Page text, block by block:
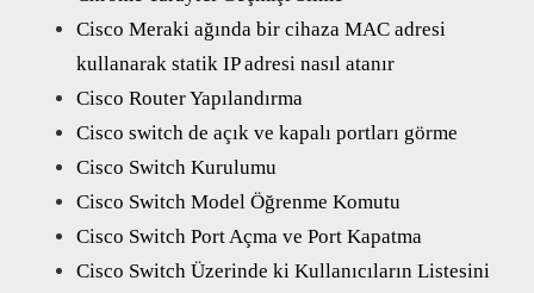
Cisco Meraki ağında bir cihaza MAC adresi
kullanarak statik IP adresi nasıl atanır
Cisco Router Yapılandırma
Cisco switch de açık ve kapalı portları görme
Cisco Switch Kurulumu
Cisco Switch Model Öğrenme Komutu
Cisco Switch Port Açma ve Port Kapatma
Cisco Switch Üzerinde ki Kullanıcıların Listesini